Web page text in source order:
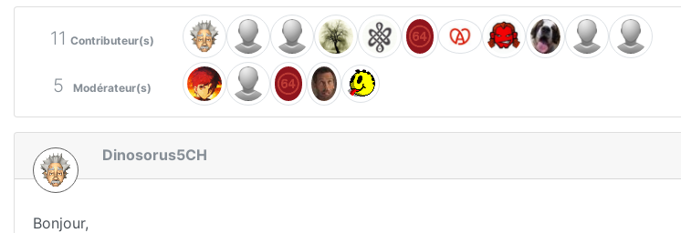
11 Contributeur(s)
5 Modérateur(s)
Dinosorus5CH
Bonjour,